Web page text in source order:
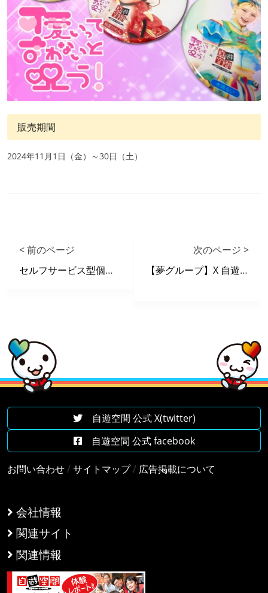
販売期間
2024年11月1日（金）～30日（土）
< 前のページ
セルフサービス型個室麻雀サロン『PSJ』
次のページ >
【夢グループ】X 自遊空間 タイアップキャンペーン
会社情報
関連サイト
関連情報
自遊空間 公式 X(twitter)
自遊空間 公式 facebook
お問い合わせ/サイトマップ/ 広告掲載について